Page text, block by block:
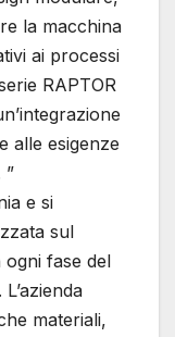
la macchina
ai processi
RAPTOR
alle esigenze
”
e si
sul
fase del
materiali,